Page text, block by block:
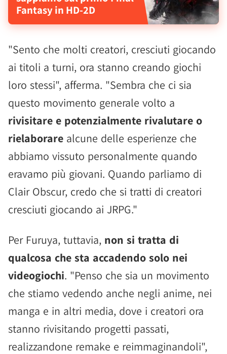
Fantasy in HD-2D
"Sento che molti creatori, cresciuti giocando
ai titoli a turni, ora stanno creando giochi
loro stessi", afferma. "Sembra che ci sia
questo movimento generale volto a
rivisitare e potenzialmente rivalutare o
rielaborare alcune delle esperienze che
abbiamo vissuto personalmente quando
eravamo più giovani. Quando parliamo di
Clair Obscur, credo che si tratti di creatori
cresciuti giocando ai JRPG."
Per Furuya, tuttavia, non si tratta di
qualcosa che sta accadendo solo nei
videogiochi. "Penso che sia un movimento
che stiamo vedendo anche negli anime, nei
manga e in altri media, dove i creatori ora
stanno rivisitando progetti passati,
realizzandone remake e reimmaginandoli",